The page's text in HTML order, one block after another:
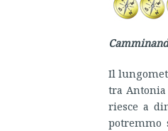
Il
tra Antonia
riesce a
potremmo